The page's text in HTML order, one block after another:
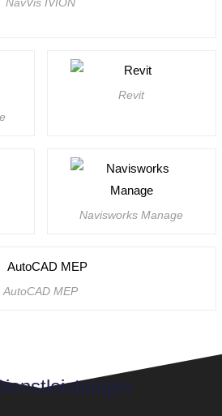
Revit
Navis­works Manage
AutoCAD MEP